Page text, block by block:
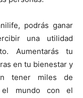
podrás ganar
una utilidad
Aumentarás tu
en tu bienestar y
tener miles de
mundo con el